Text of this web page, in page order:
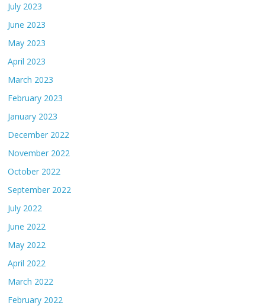
July 2023
June 2023
May 2023
April 2023
March 2023
February 2023
January 2023
December 2022
November 2022
October 2022
September 2022
July 2022
June 2022
May 2022
April 2022
March 2022
February 2022